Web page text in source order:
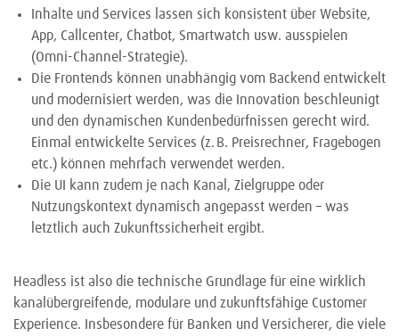
Inhalte und Services lassen sich konsistent über Website,
App, Callcenter, Chatbot, Smartwatch usw. ausspielen
(Omni-Channel-Strategie).
Die Frontends können unabhängig vom Backend entwickelt
und modernisiert werden, was die Innovation beschleunigt
und den dynamischen Kundenbedürfnissen gerecht wird.
Einmal entwickelte Services (z. B. Preisrechner, Fragebogen
etc.) können mehrfach verwendet werden.
Die UI kann zudem je nach Kanal, Zielgruppe oder
Nutzungskontext dynamisch angepasst werden – was
letztlich auch Zukunftssicherheit ergibt.
Headless ist also die technische Grundlage für eine wirklich
kanalübergreifende, modulare und zukunftsfähige Customer
Experience. Insbesondere für Banken und Versicherer, die viele